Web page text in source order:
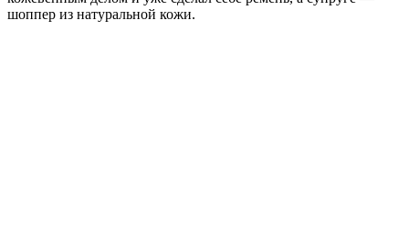
шоппер из натуральной кожи.